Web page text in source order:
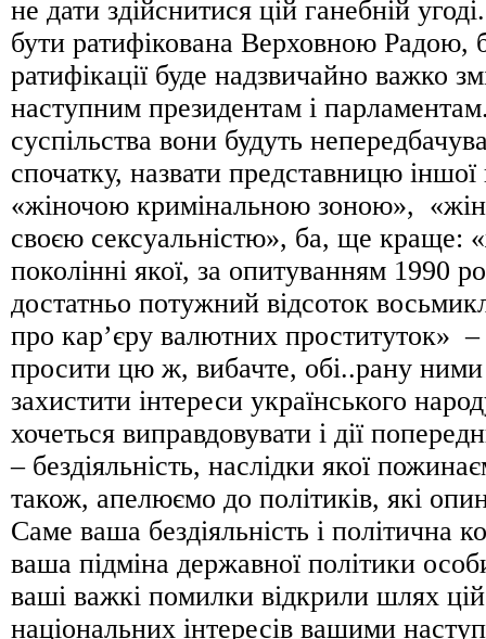
не дати здійснитися цій ганебній
бути ратифікована Верховною Радою,
ратифікації буде надзвичайно важко
наступним президентам і
суспільства вони будуть
спочатку, назвати представницю іншої
«жіночою кримінальною зоною»,
своєю сексуальністю», ба, ще краще:
поколінні якої, за опитуванням 1990
достатньо потужний відсоток
про кар’єру валютних проституток» –
просити цю ж, вибачте, обі..рану
захистити інтереси українського
хочеться виправдовувати і дії
– бездіяльність, наслідки якої
також, апелюємо до політиків, які
Саме ваша бездіяльність і політична
ваша підміна державної політики
ваші важкі помилки відкрили шлях цій
національних інтересів вашими